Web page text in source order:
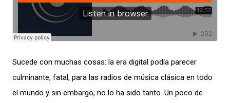
Sucede con muchas cosas: la era digital podía parecer
culminante, fatal, para las radios de música clásica en todo
el mundo y sin embargo, no lo ha sido tanto. Un poco de